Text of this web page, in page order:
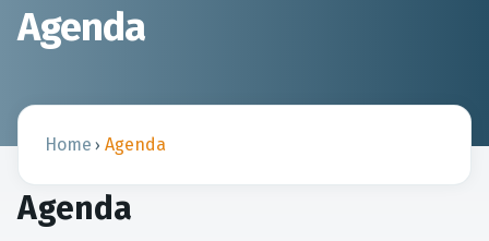
Agenda
Home › Agenda
Agenda